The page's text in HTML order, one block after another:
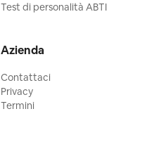
Test di personalità ABTI
Azienda
Contattaci
Privacy
Termini